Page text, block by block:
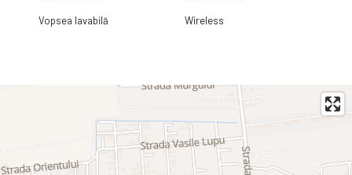
Vopsea lavabilă Wireless